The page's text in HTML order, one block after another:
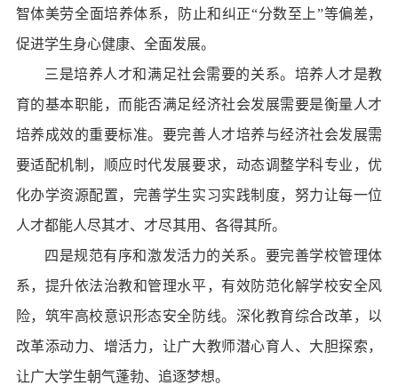
智体美劳全面培养体系，防止和纠正“分数至上”等偏差，
促进学生身心健康、全面发展。
三是培养人才和满足社会需要的关系。培养人才是教
育的基本职能，而能否满足经济社会发展需要是衡量人才
培养成效的重要标准。要完善人才培养与经济社会发展需
要适配机制，顺应时代发展要求，动态调整学科专业，优
化办学资源配置，完善学生实习实践制度，努力让每一位
人才都能人尽其才、才尽其用、各得其所。
四是规范有序和激发活力的关系。要完善学校管理体
系，提升依法治教和管理水平，有效防范化解学校安全风
险，筑牢高校意识形态安全防线。深化教育综合改革，以
改革添动力、增活力，让广大教师潜心育人、大胆探索，
让广大学生朝气蓬勃、追逐梦想。